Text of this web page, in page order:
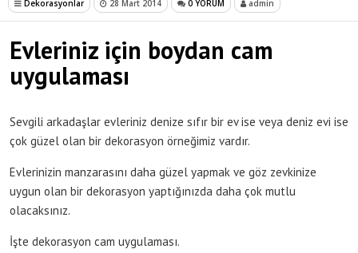
Dekorasyonlar 28 Mart 2014 0 YORUM admin
Evleriniz için boydan cam
uygulaması
Sevgili arkadaşlar evleriniz denize sıfır bir ev ise veya deniz evi ise
çok güzel olan bir dekorasyon örneğimiz vardır.
Evlerinizin manzarasını daha güzel yapmak ve göz zevkinize
uygun olan bir dekorasyon yaptığınızda daha çok mutlu
olacaksınız.
İşte dekorasyon cam uygulaması.